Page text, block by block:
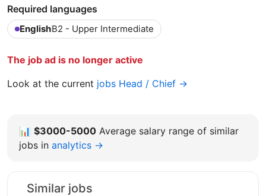
Required languages
EnglishB2 - Upper Intermediate
The job ad is no longer active
Look at the current jobs Head / Chief →
📊 $3000-5000 Average salary range of similar
jobs in analytics →
Similar jobs